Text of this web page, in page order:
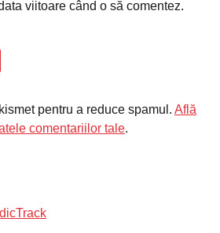
viitoare când o să comentez.
pentru a reduce spamul. Află
comentariilor tale.